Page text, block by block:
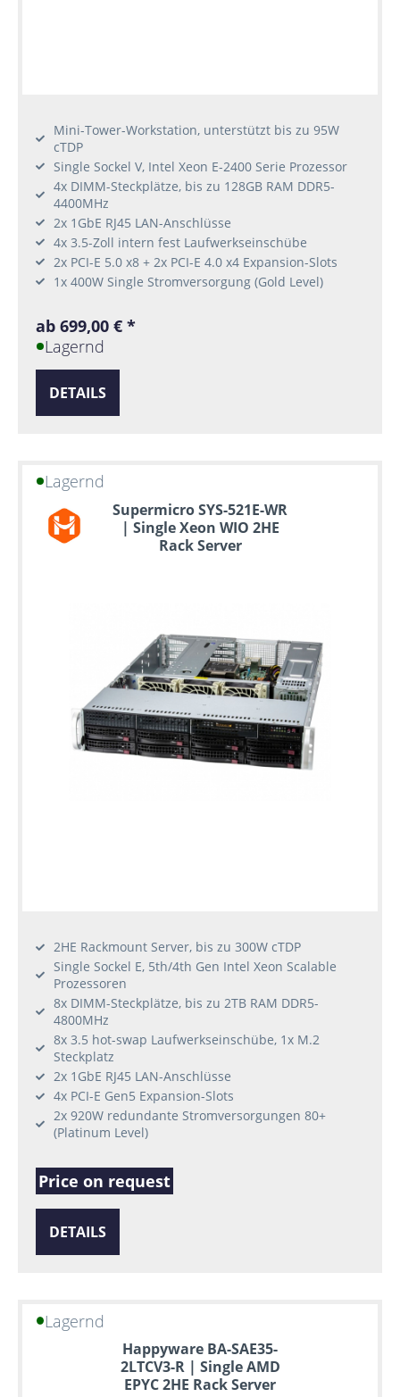
Mini-Tower-Workstation, unterstützt bis zu 95W
cTDP
Single Sockel V, Intel Xeon E-2400 Serie Prozessor
4x DIMM-Steckplätze, bis zu 128GB RAM DDR5-
4400MHz
2x 1GbE RJ45 LAN-Anschlüsse
4x 3.5-Zoll intern fest Laufwerkseinschübe
2x PCI-E 5.0 x8 + 2x PCI-E 4.0 x4 Expansion-Slots
1x 400W Single Stromversorgung (Gold Level)
ab 699,00 € *
Lagernd
DETAILS
Lagernd
Supermicro SYS-521E-WR
| Single Xeon WIO 2HE
Rack Server
2HE Rackmount Server, bis zu 300W cTDP
Single Sockel E, 5th/4th Gen Intel Xeon Scalable
Prozessoren
8x DIMM-Steckplätze, bis zu 2TB RAM DDR5-
4800MHz
8x 3.5 hot-swap Laufwerkseinschübe, 1x M.2
Steckplatz
2x 1GbE RJ45 LAN-Anschlüsse
4x PCI-E Gen5 Expansion-Slots
2x 920W redundante Stromversorgungen 80+
(Platinum Level)
Price on request
DETAILS
Lagernd
Happyware BA-SAE35-
2LTCV3-R | Single AMD
EPYC 2HE Rack Server